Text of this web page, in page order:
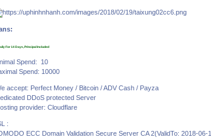
For 14 Days, Principal Included
Spend: 10
Spend: 10000
accept: Perfect Money / Bitcoin / ADV Cash / Payza
DDoS protected Server
provider: Cloudflare
:
ECC Domain Validation Secure Server CA 2(ValidTo: 2018-06-